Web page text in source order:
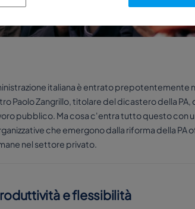
italiana è entrato prepotentemente
Paolo Zangrillo, titolare del dicastero della PA,
pubblico. Ma cosa c'entra tutto questo con
che emergono dalla riforma della
nel settore privato.
e flessibilità